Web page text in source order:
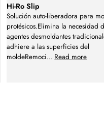
Hi-Ro Slip
Solución auto-liberadora para
protésicos.Elimina la necesidad
agentes desmoldantes
adhiere a las superficies del
moldeRemoci... Read more